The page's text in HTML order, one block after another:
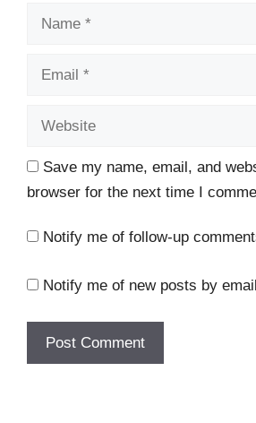
Save my name, email, and
browser for the next time I
Notify me of follow-up
Notify me of new posts by